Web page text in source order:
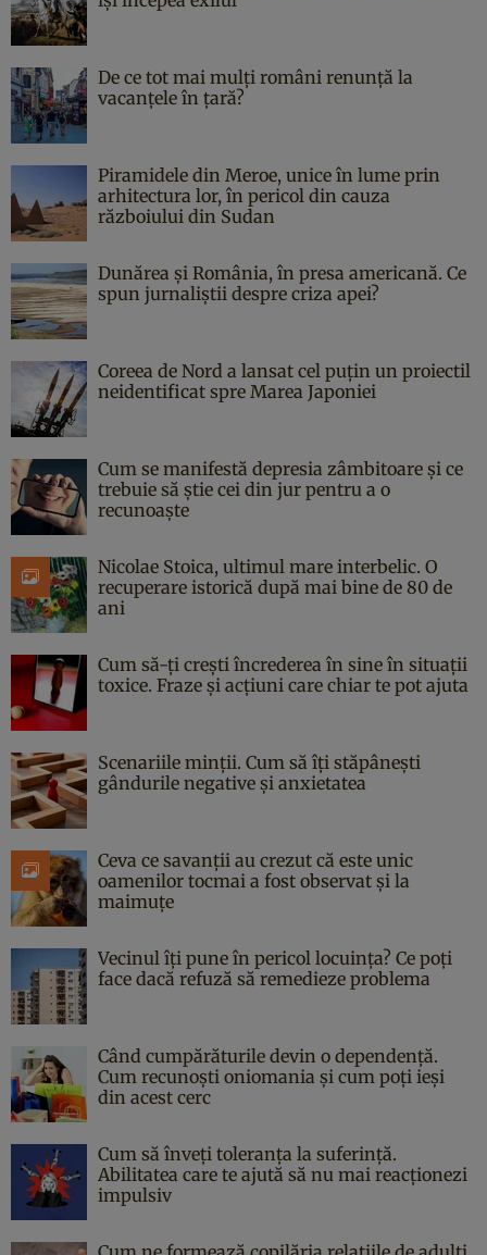
De ce tot mai mulți români renunță la
vacanțele în țară?
Piramidele din Meroe, unice în lume prin
arhitectura lor, în pericol din cauza
războiului din Sudan
Dunărea și România, în presa americană. Ce
spun jurnaliștii despre criza apei?
Coreea de Nord a lansat cel puțin un proiectil
neidentificat spre Marea Japoniei
Cum se manifestă depresia zâmbitoare și ce
trebuie să știe cei din jur pentru a o
recunoaște
Nicolae Stoica, ultimul mare interbelic. O
recuperare istorică după mai bine de 80 de
ani
Cum să-ți crești încrederea în sine în situații
toxice. Fraze și acțiuni care chiar te pot ajuta
Scenariile minții. Cum să îți stăpânești
gândurile negative și anxietatea
Ceva ce savanții au crezut că este unic
oamenilor tocmai a fost observat și la
maimuțe
Vecinul îți pune în pericol locuința? Ce poți
face dacă refuză să remedieze problema
Când cumpărăturile devin o dependență.
Cum recunoști oniomania și cum poți ieși
din acest cerc
Cum să înveți toleranța la suferință.
Abilitatea care te ajută să nu mai reacționezi
impulsiv